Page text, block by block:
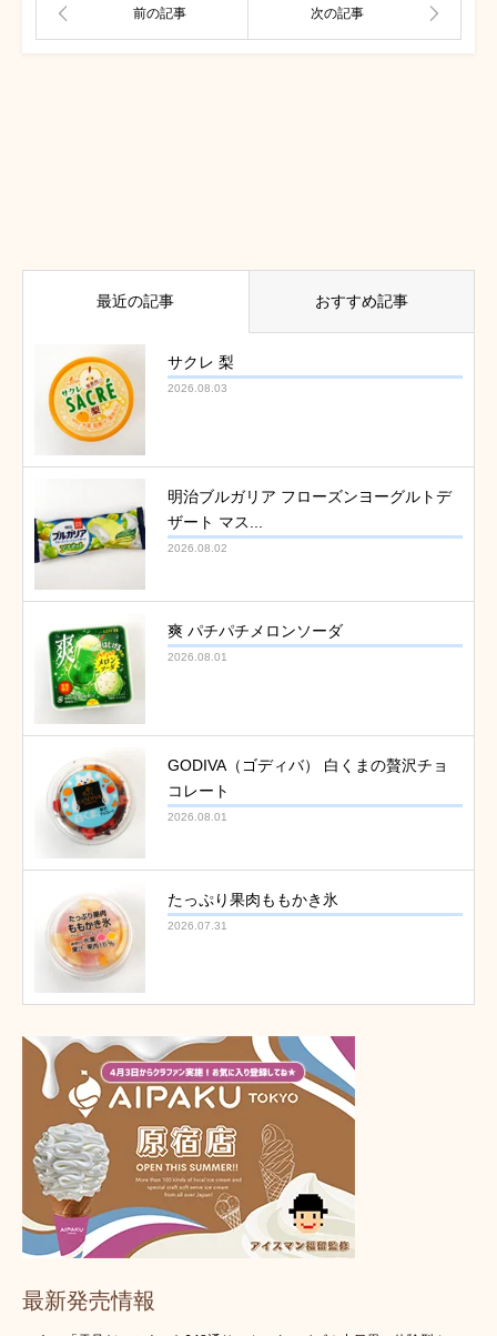
最近の記事 おすすめ記事
サクレ 梨
2026.08.03
明治ブルガリア フローズンヨーグルトデ
ザート マス...
2026.08.02
爽 パチパチメロンソーダ
2026.08.01
GODIVA（ゴディバ） 白くまの贅沢チョ
コレート
2026.08.01
たっぷり果肉ももかき氷
2026.07.31
最新発売情報